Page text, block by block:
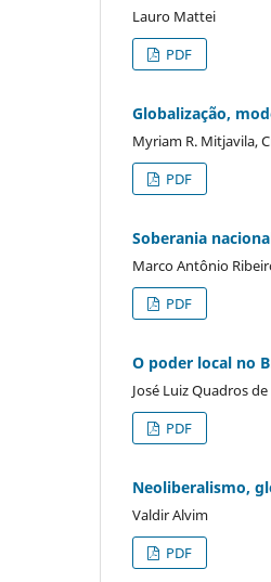
Lauro Mattei
PDF
Globalização,
Myriam R. Mitjavila,
PDF
Soberania
Marco Antônio
PDF
O poder local no
José Luiz Quadros
PDF
Neoliberalismo,
Valdir Alvim
PDF